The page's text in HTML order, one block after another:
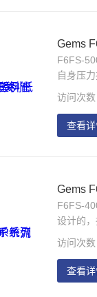
Gems
F6FS-
自身压
数化学
器、焊
访问次
查看
Gems
F6FS-
设计的
一个活
通化学处
访问次
查看